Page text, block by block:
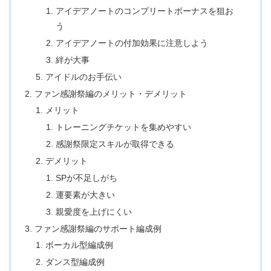
アイデアノートのコンプリートボーナスを狙お
う
アイデアノートの付加効果に注意しよう
絆が大事
アイドルのお手伝い
ファン感謝祭編のメリット・デメリット
メリット
トレーニングチケットを集めやすい
感謝祭限定スキルが取得できる
デメリット
SPが不足しがち
運要素が大きい
親愛度を上げにくい
ファン感謝祭編のサポート編成例
ボーカル型編成例
ダンス型編成例